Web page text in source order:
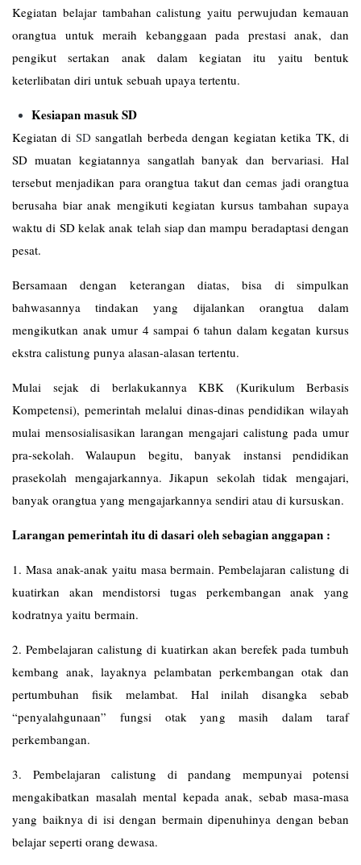
Kegiatan belajar tambahan calistung yaitu perwujudan kemauan
orangtua untuk meraih kebanggaan pada prestasi anak, dan
pengikut sertakan anak dalam kegiatan itu yaitu bentuk
keterlibatan diri untuk sebuah upaya tertentu.
Kesiapan masuk SD
Kegiatan di SDsangatlah berbeda dengan kegiatan ketika TK, di
SD muatan kegiatannya sangatlah banyak dan bervariasi. Hal
tersebut menjadikan para orangtua takut dan cemas jadi orangtua
berusaha biar anak mengikuti kegiatan kursus tambahan supaya
waktu di SD kelak anak telah siap dan mampu beradaptasi dengan
pesat.
Bersamaan dengan keterangan diatas, bisa di simpulkan
bahwasannya tindakan yang dijalankan orangtua dalam
mengikutkan anak umur 4 sampai 6 tahun dalam kegatan kursus
ekstra calistung punya alasan-alasan tertentu.
Mulai sejak di berlakukannya KBK (Kurikulum Berbasis
Kompetensi), pemerintah melalui dinas-dinas pendidikan wilayah
mulai mensosialisasikan larangan mengajari calistung pada umur
pra-sekolah. Walaupun begitu, banyak instansi pendidikan
prasekolah mengajarkannya. Jikapun sekolah tidak mengajari,
banyak orangtua yang mengajarkannya sendiri atau di kursuskan.
Larangan pemerintah itu di dasari oleh sebagian anggapan :
1. Masa anak-anak yaitu masa bermain. Pembelajaran calistung di
kuatirkan akan mendistorsi tugas perkembangan anak yang
kodratnya yaitu bermain.
2. Pembelajaran calistung di kuatirkan akan berefek pada tumbuh
kembang anak, layaknya pelambatan perkembangan otak dan
pertumbuhan fisik melambat. Hal inilah disangka sebab
“penyalahgunaan” fungsi otak yang masih dalam taraf
perkembangan.
3. Pembelajaran calistung di pandang mempunyai potensi
mengakibatkan masalah mental kepada anak, sebab masa-masa
yang baiknya di isi dengan bermain dipenuhinya dengan beban
belajar seperti orang dewasa.